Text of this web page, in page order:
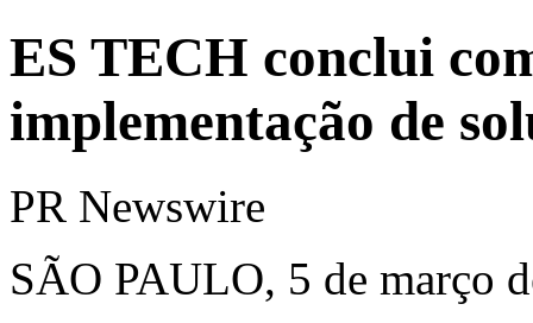
ES TECH conclui
implementação de
PR Newswire
SÃO PAULO, 5 de março